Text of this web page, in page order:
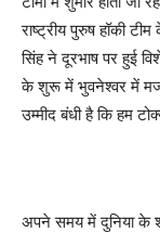
राष्ट्रीय पुरुष हॉकी
सिंह ने दूरभाष पर हुई
के शुरू में भुवनेश्वर में
उम्मीद बंधी है कि हम
अपने समय में दुनिया के